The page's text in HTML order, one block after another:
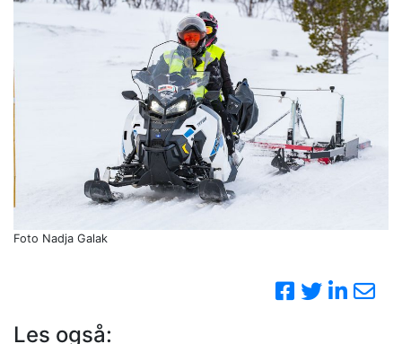
Foto Nadja Galak
Les også: